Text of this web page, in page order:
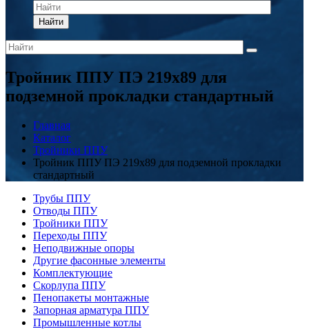
Найти
Тройник ППУ ПЭ 219x89 для
подземной прокладки стандартный
Главная
Каталог
Тройники ППУ
Тройник ППУ ПЭ 219x89 для подземной прокладки
стандартный
Трубы ППУ
Отводы ППУ
Тройники ППУ
Переходы ППУ
Неподвижные опоры
Другие фасонные элементы
Комплектующие
Скорлупа ППУ
Пенопакеты монтажные
Запорная арматура ППУ
Промышленные котлы